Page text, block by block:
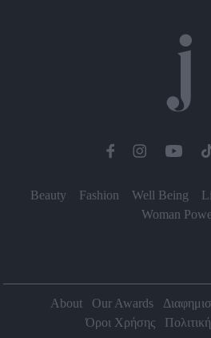
Beauty Fashion Well Being
Woman
About Our Awards
Όροι Χρήσης